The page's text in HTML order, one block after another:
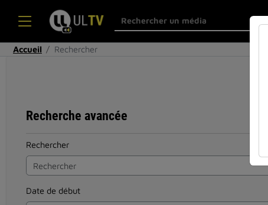
Accueil Rechercher
Recherche avancée
Rechercher
Date de début